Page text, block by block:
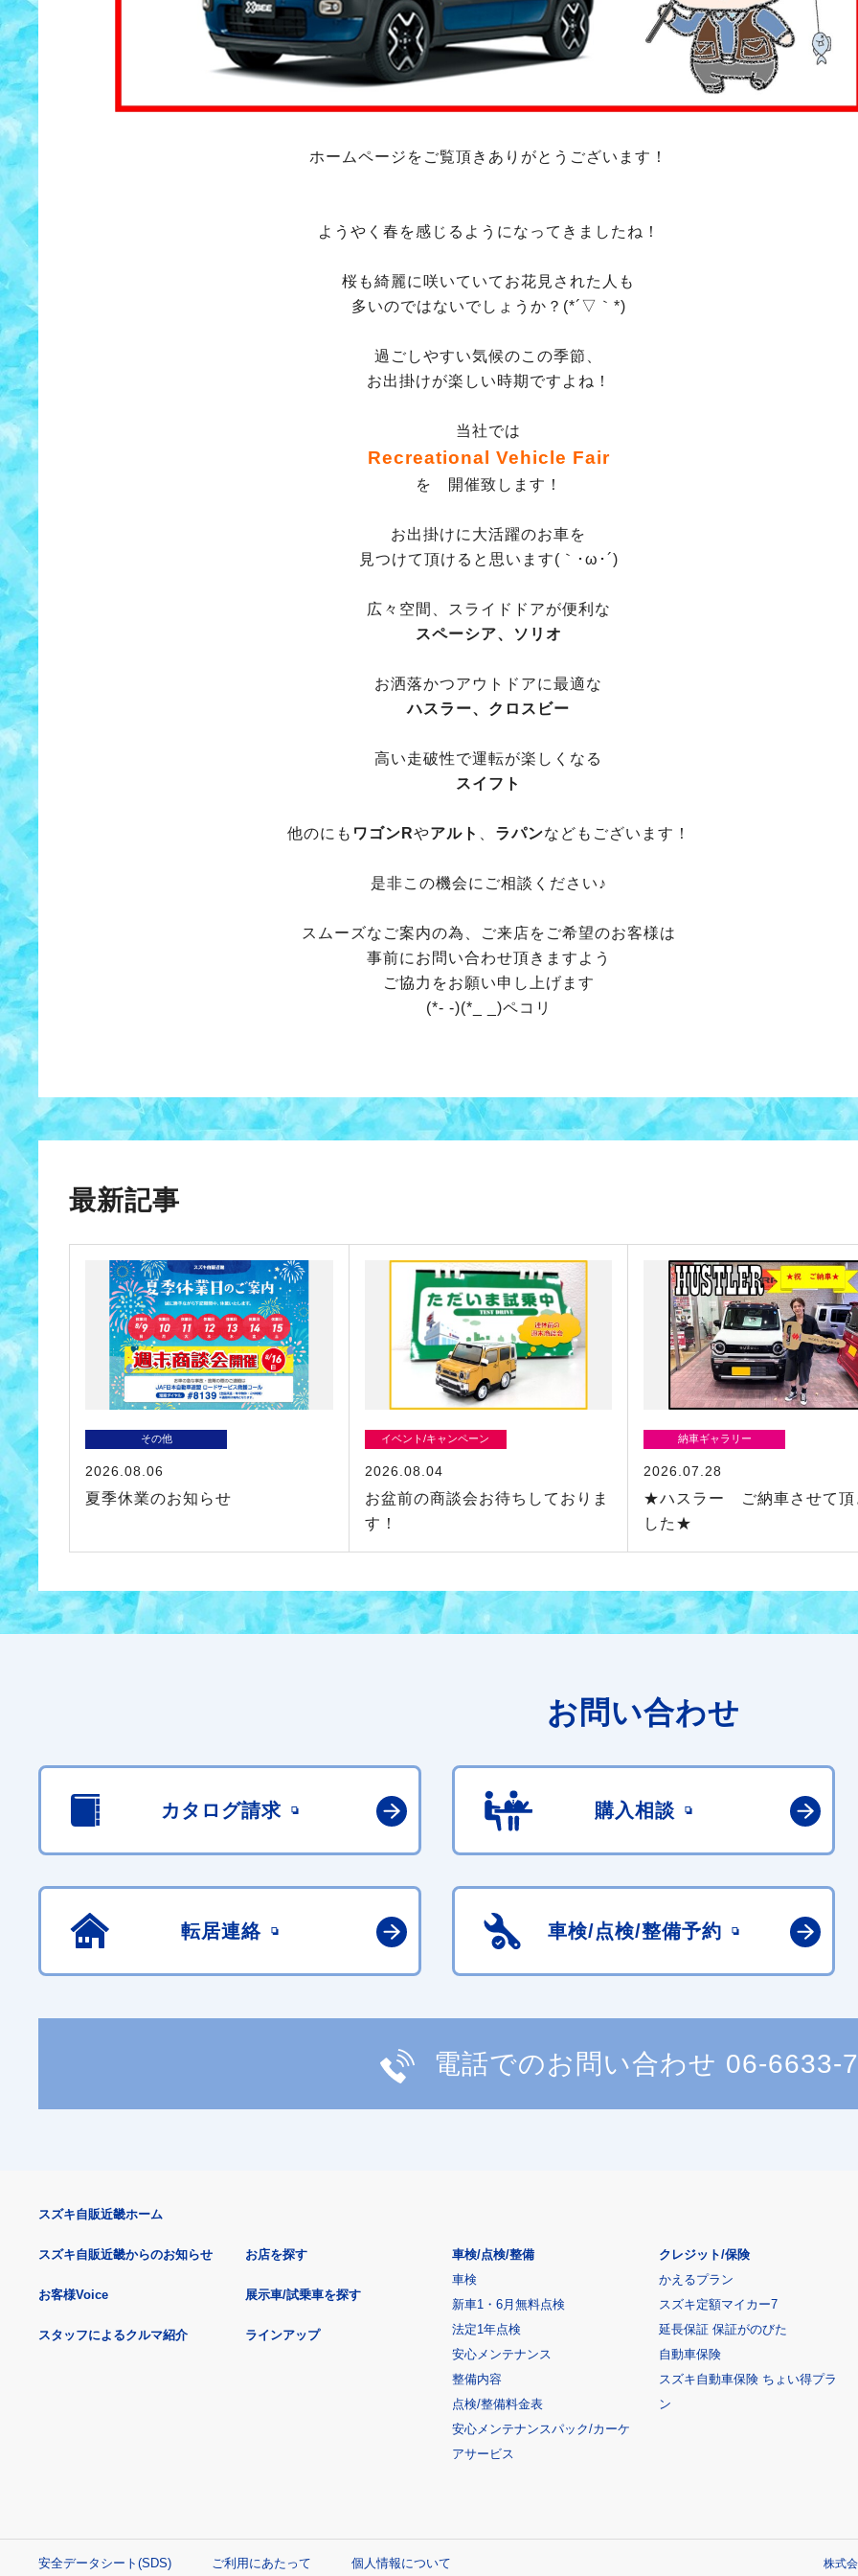
ホームページをご覧頂きありがとうございます！
ようやく春を感じるようになってきましたね！
桜も綺麗に咲いていてお花見された人も
多いのではないでしょうか？(*´▽｀*)
過ごしやすい気候のこの季節、
お出掛けが楽しい時期ですよね！
当社では
Recreational Vehicle Fair
を 開催致します！
お出掛けに大活躍のお車を
見つけて頂けると思います(｀･ω･´)
広々空間、スライドドアが便利な
スペーシア、ソリオ
お洒落かつアウトドアに最適な
ハスラー、クロスビー
高い走破性で運転が楽しくなる
スイフト
他のにも ワゴンRやアルト ラパンなどもございます！
是非この機会にご相談ください♪
スムーズなご案内の為、ご来店をご希望のお客様は
事前にお問い合わせ頂きますよう
ご協力をお願い申し上げます
(*- -)(*_ _)ペコリ
最新記事
その他
2026.08.06
夏季休業のお知らせ
イベント/キャンペーン
2026.08.04
お盆前の商談会お待ちしておりま
す！
納車ギャラリー
2026.07.28
★ハスラー ご納車させて頂
した★
お問い合わせ
カタログ請求 購入相談
転居連絡 車検/点検/整備予約
電話でのお問い合わせ 06-6633-
スズキ自販近畿ホーム
スズキ自販近畿からのお知らせ
お客様Voice
スタッフによるクルマ紹介
お店を探す
展示車/試乗車を探す
ラインアップ
車検/点検/整備
車検
新車1・6月無料点検
法定1年点検
安心メンテナンス
整備内容
点検/整備料金表
安心メンテナンスパック/カーケ
アサービス
クレジット/保険
かえるプラン
スズキ定額マイカー7
延長保証 保証がのびた
自動車保険
スズキ自動車保険 ちょい得プラ
ン
安全データシート(SDS) ご利用にあたって 個人情報について 株式